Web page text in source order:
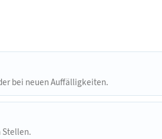
bei neuen Auffälligkeiten.